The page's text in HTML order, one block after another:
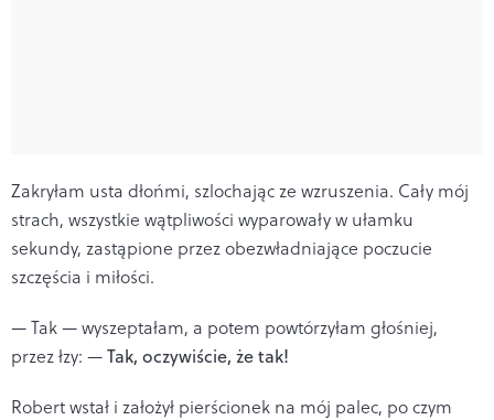
Zakryłam usta dłońmi, szlochając ze wzruszenia. Cały mój
strach, wszystkie wątpliwości wyparowały w ułamku
sekundy, zastąpione przez obezwładniające poczucie
szczęścia i miłości.
— Tak — wyszeptałam, a potem powtórzyłam głośniej,
przez łzy: —Tak, oczywiście, że tak!
Robert wstał i założył pierścionek na mój palec, po czym